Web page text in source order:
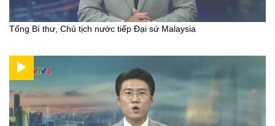
Tổng Bí thư, Chủ tịch nước tiếp Đại sứ Malaysia